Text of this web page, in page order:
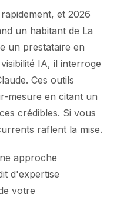
et 2026
un habitant de La
un prestataire en
IA, il interroge
Ces outils
mesure en citant un
crédibles. Si vous
raflent la mise.
approche
d'expertise
votre